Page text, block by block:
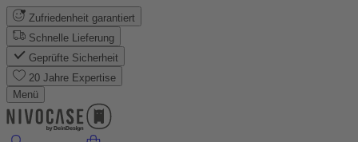
Zufriedenheit garantiert
Schnelle Lieferung
Geprüfte Sicherheit
20 Jahre Expertise
Menü